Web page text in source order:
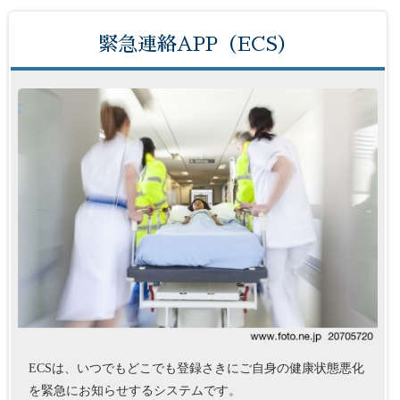
緊急連絡APP（ECS）
ECSは、いつでもどこでも登録さきにご自身の健康状態悪化
を緊急にお知らせするシステムです。